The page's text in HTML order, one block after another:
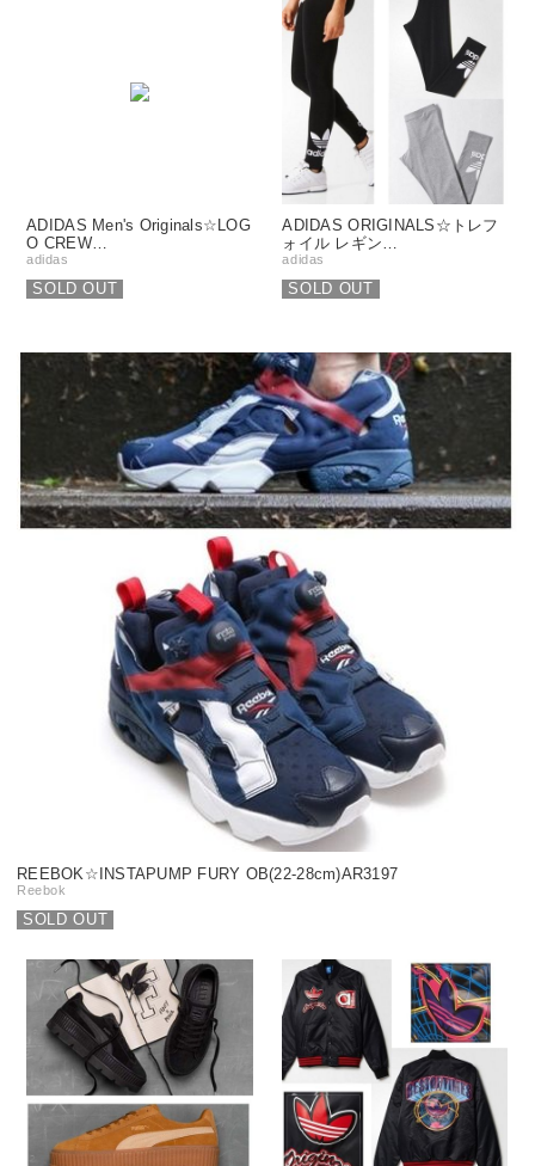
ADIDAS Men's Originals☆LOG
O CREW…
adidas
SOLD OUT
ADIDAS ORIGINALS☆トレフ
ォイル レギン…
adidas
SOLD OUT
REEBOK☆INSTAPUMP FURY OB(22-28cm)AR3197
Reebok
SOLD OUT